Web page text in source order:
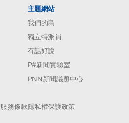
主題網站
我們的島
獨立特派員
有話好說
P#新聞實驗室
PNN新聞議題中心
服務條款隱私權保護政策